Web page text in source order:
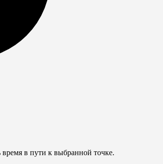
в пути к выбранной точке.